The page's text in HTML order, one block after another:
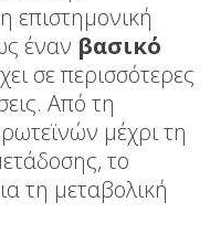
επιστημονική
έναν βασικό
σε περισσότερες
Από τη
μέχρι τη
το
τη μεταβολική